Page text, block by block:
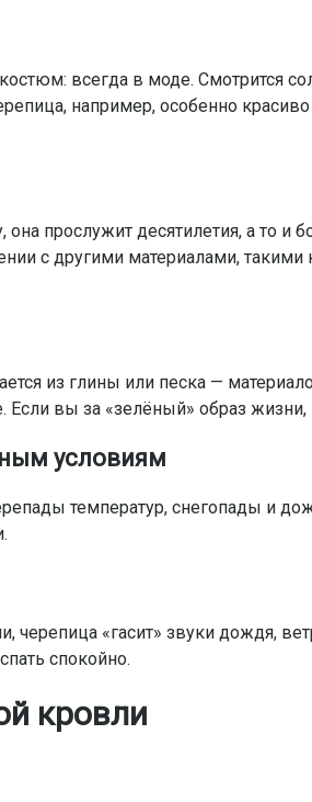
всегда в моде. Смотрится
например, особенно
прослужит десятилетия, а то и
с другими материалами, такими
из глины или песка —
Если вы за «зелёный» образ
условиям
температур, снегопады и
черепица «гасит» звуки дождя,
спокойно.
кровли